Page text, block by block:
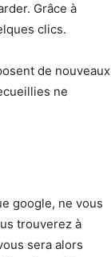
Grâce à
clics.
de nouveaux
ne
google, ne vous
trouverez à
sera alors